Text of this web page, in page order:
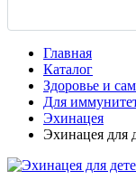
Главная
Каталог
Здоровье и
Для
Эхинацея
Эхинацея для